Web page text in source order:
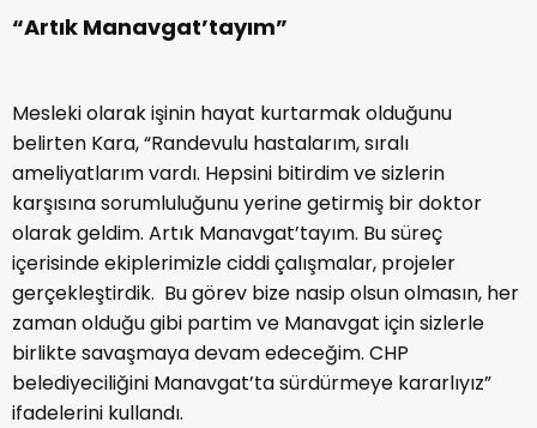
“Artık Manavgat’tayım”
Mesleki olarak işinin hayat kurtarmak olduğunu
belirten Kara, “Randevulu hastalarım, sıralı
ameliyatlarım vardı. Hepsini bitirdim ve sizlerin
karşısına sorumluluğunu yerine getirmiş bir doktor
olarak geldim. Artık Manavgat’tayım. Bu süreç
içerisinde ekiplerimizle ciddi çalışmalar, projeler
gerçekleştirdik. Bu görev bize nasip olsun olmasın, her
zaman olduğu gibi partim ve Manavgat için sizlerle
birlikte savaşmaya devam edeceğim. CHP
belediyeciliğini Manavgat’ta sürdürmeye kararlıyız”
ifadelerini kullandı.